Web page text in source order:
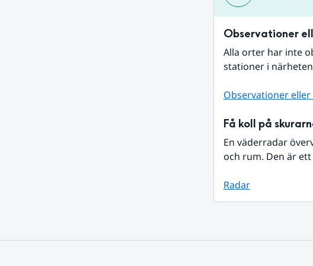
Observationer
Alla orter har inte
stationer i
Observationer
Få koll på
En väderradar
och rum. Den är
Radar